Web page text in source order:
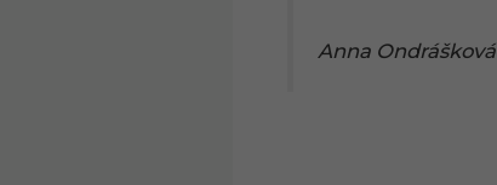
Anna Ondrášková